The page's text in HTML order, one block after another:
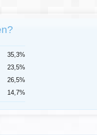
35,3%
23,5%
26,5%
14,7%